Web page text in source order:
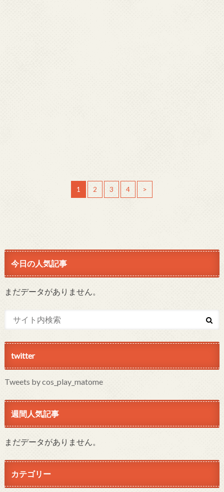
1 2 3 4 >
今日の人気記事
まだデータがありません。
twitter
Tweets by cos_play_matome
週間人気記事
まだデータがありません。
カテゴリー